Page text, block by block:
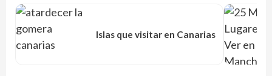
Islas que visitar en Canarias